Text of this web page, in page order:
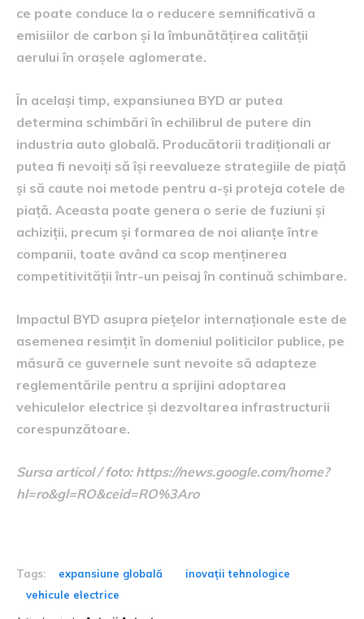
ce poate conduce la o reducere semnificativă a
emisiilor de carbon și la îmbunătățirea calității
aerului în orașele aglomerate.
În același timp, expansiunea BYD ar putea
determina schimbări în echilibrul de putere din
industria auto globală. Producătorii tradiționali ar
putea fi nevoiți să își reevalueze strategiile de piață
și să caute noi metode pentru a-și proteja cotele de
piață. Aceasta poate genera o serie de fuziuni și
achiziții, precum și formarea de noi alianțe între
companii, toate având ca scop menținerea
competitivității într-un peisaj în continuă schimbare.
Impactul BYD asupra piețelor internaționale este de
asemenea resimțit în domeniul politicilor publice, pe
măsură ce guvernele sunt nevoite să adapteze
reglementările pentru a sprijini adoptarea
vehiculelor electrice și dezvoltarea infrastructurii
corespunzătoare.
Sursa articol / foto: https://news.google.com/home?
hl=ro&gl=RO&ceid=RO%3Aro
Tags: expansiune globală
inovații tehnologice
vehicule electrice